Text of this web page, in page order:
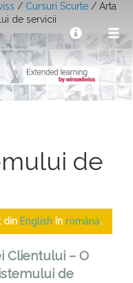
/ Cursuri Scurte / Arta
de servicii
de
din English în română.
Clientului – O
de